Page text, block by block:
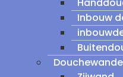
Inbouw